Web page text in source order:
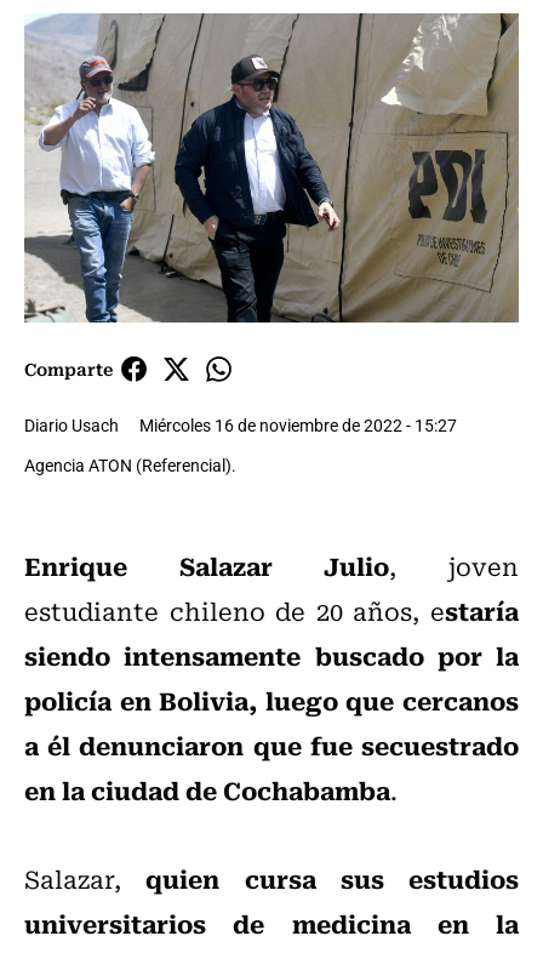
Comparte
Diario Usach
Miércoles 16 de noviembre de 2022 - 15:27
Agencia ATON (Referencial).
Enrique Salazar Julio, joven
estudiante chileno de 20 años, estaría
siendo intensamente buscado por la
policía en Bolivia, luego que cercanos
a él denunciaron que fue secuestrado
en la ciudad de Cochabamba.
Salazar, quien cursa sus estudios
universitarios de medicina en la